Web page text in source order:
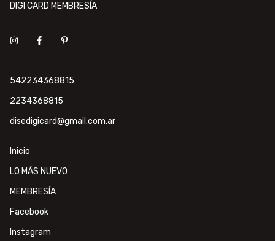
DIGI CARD MEMBRESÍA
542234368815
2234368815
disedigicard@gmail.com.ar
Inicio
LO MÁS NUEVO
MEMBRESÍA
Facebook
Instagram